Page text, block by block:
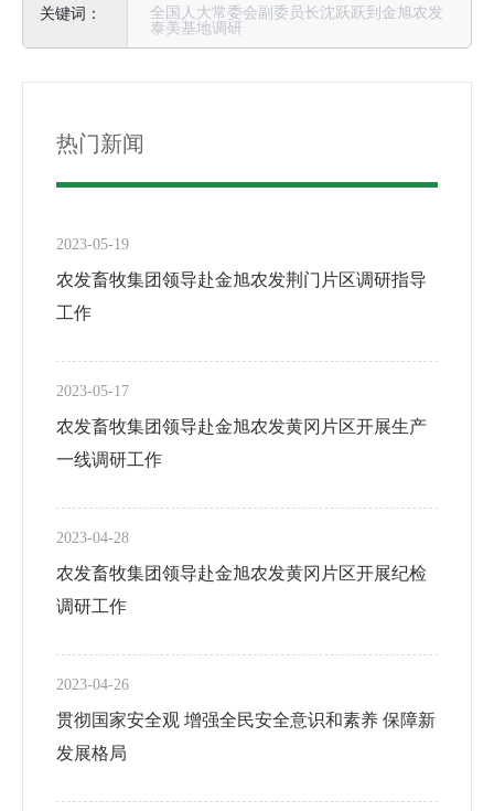
全国人大常委会副委员长沈跃跃到金旭农发
泰美基地调研
热门新闻
2023-05-19
农发畜牧集团领导赴金旭农发荆门片区调研指导
工作
2023-05-17
农发畜牧集团领导赴金旭农发黄冈片区开展生产
一线调研工作
2023-04-28
农发畜牧集团领导赴金旭农发黄冈片区开展纪检
调研工作
2023-04-26
贯彻国家安全观 增强全民安全意识和素养 保障新
发展格局